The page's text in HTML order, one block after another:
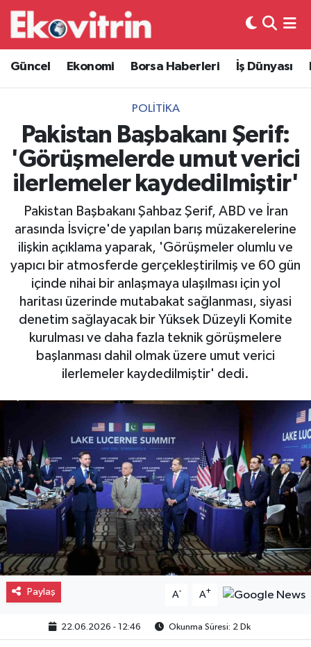
Güncel Ekonomi Borsa Haberleri İş Dünyası
POLITIKA
Pakistan Başbakanı Şerif:
'Görüşmelerde umut verici
ilerlemeler kaydedilmiştir'
Pakistan Başbakanı Şahbaz Şerif, ABD ve İran
arasında İsviçre'de yapılan barış müzakerelerine
ilişkin açıklama yaparak, 'Görüşmeler olumlu ve
yapıcı bir atmosferde gerçekleştirilmiş ve 60 gün
içinde nihai bir anlaşmaya ulaşılması için yol
haritası üzerinde mutabakat sağlanması, siyasi
denetim sağlayacak bir Yüksek Düzeyli Komite
kurulması ve daha fazla teknik görüşmelere
başlanması dahil olmak üzere umut verici
ilerlemeler kaydedilmiştir' dedi.
Paylaş A- A+
22.06.2026 - 12:46 Okunma Süresi: 2 Dk
Güncel
Ekonomi
Borsa Haberleri
İş Dünyası
Lojistik
Otovitrin
Asayiş
Magazin
Gayrimenkul
Spor
Eğitim
Hava Durumu
Trafik Durumu
Süper Lig Puan Durumu ve Fikstür
Tüm Manşetler
Son Dakika Haberleri
Haber Arşivi